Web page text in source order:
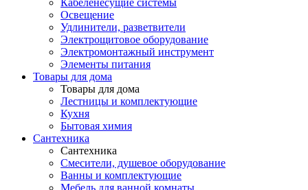
Кабеленесущие системы
Освещение
Удлинители, разветвители
Электрощитовое оборудование
Электромонтажный инструмент
Элементы питания
Товары для дома
Товары для дома
Лестницы и комплектующие
Кухня
Бытовая химия
Сантехника
Сантехника
Смесители, душевое оборудование
Ванны и комплектующие
Мебель для ванной комнаты